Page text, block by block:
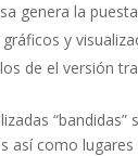
genera la
y
de el versión
“bandidas”
así­ como